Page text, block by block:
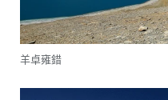
羊卓雍錯